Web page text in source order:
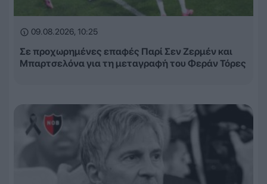
09.08.2026, 10:25
Σε προχωρημένες επαφές Παρί Σεν Ζερμέν και
Μπαρτσελόνα για τη μεταγραφή του Φεράν Τόρες